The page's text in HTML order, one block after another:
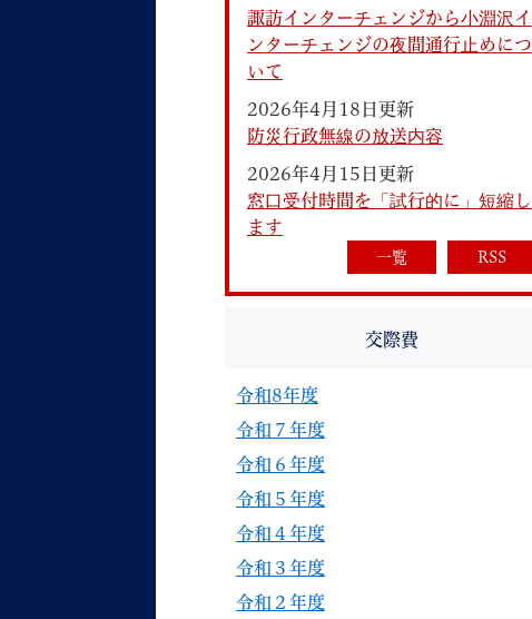
妊娠・出産 子育て
音声読み上げ
携帯サイト
諏訪インターチェンジから小淵沢イ
ンターチェンジの夜間通行止めにつ
いて
2026年4月18日更新
防災行政無線の放送内容
2026年4月15日更新
窓口受付時間を「試行的に」短縮し
ます
一覧 RSS
交際費
令和8年度
令和７年度
令和６年度
令和５年度
令和４年度
令和３年度
令和２年度